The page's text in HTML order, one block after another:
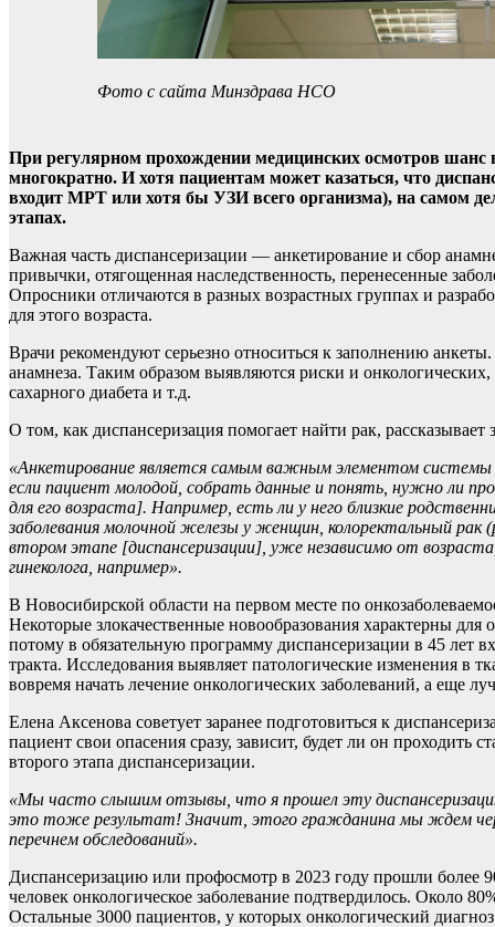
Фото с сайта Минздрава НСО
При регулярном прохождении медицинских осмотров шанс
многократно. И хотя пациентам может казаться, что
входит МРТ или хотя бы УЗИ всего организма), на самом
этапах.
Важная часть диспансеризации — анкетирование и сбор
привычки, отягощенная наследственность, перенесенные
Опросники отличаются в разных возрастных группах и
для этого возраста.
Врачи рекомендуют серьезно относиться к заполнению
анамнеза. Таким образом выявляются риски и
сахарного диабета и т.д.
О том, как диспансеризация помогает найти рак,
«Анкетирование является самым важным элементом системы
если пациент молодой, собрать данные и понять, нужно ли
для его возраста]. Например, есть ли у него близкие
заболевания молочной железы у женщин, колоректальный рак
втором этапе [диспансеризации], уже независимо от
гинеколога, например».
В Новосибирской области на первом месте по
Некоторые злокачественные новообразования характерны
потому в обязательную программу диспансеризации в 45
тракта. Исследования выявляет патологические изменения в
вовремя начать лечение онкологических заболеваний, а еще
Елена Аксенова советует заранее подготовиться к
пациент свои опасения сразу, зависит, будет ли он
второго этапа диспансеризации.
«Мы часто слышим отзывы, что я прошел эту
это тоже результат! Значит, этого гражданина мы ждем
перечнем обследований».
Диспансеризацию или профосмотр в 2023 году прошли более
человек онкологическое заболевание подтвердилось. Около
Остальные 3000 пациентов, у которых онкологический